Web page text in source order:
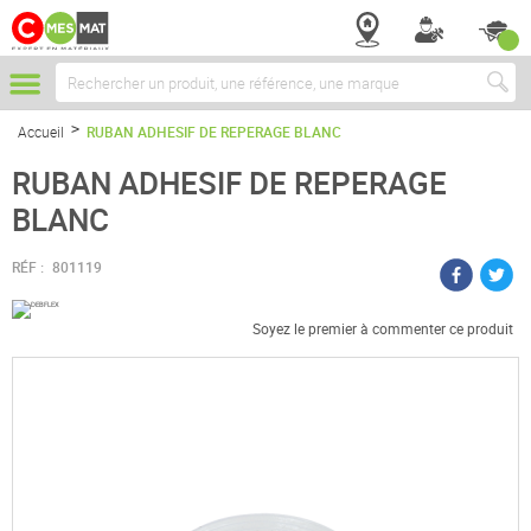
Chercher
Accueil RUBAN ADHESIF DE REPERAGE BLANC
RUBAN ADHESIF DE REPERAGE
BLANC
RÉF : 801119
Soyez le premier à commenter ce produit
Passer